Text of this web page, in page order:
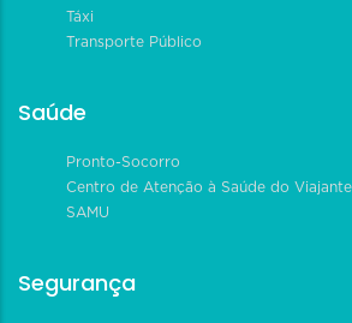
Táxi
Transporte Público
Saúde
Pronto-Socorro
Centro de Atenção à Saúde do Viajante
SAMU
Segurança